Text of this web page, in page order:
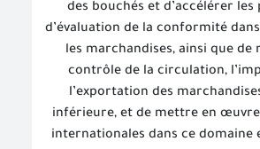
des bouchés et d’accélérer les
d’évaluation de la conformité
les marchandises, ainsi que
contrôle de la circulation,
l’exportation des
inférieure, et de mettre en œuvre
internationales dans ce domaine